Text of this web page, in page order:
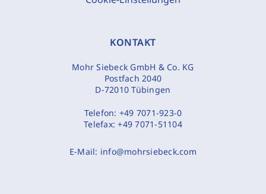
KONTAKT
Mohr Siebeck GmbH & Co. KG
Postfach 2040
D-72010 Tübingen
Telefon: +49 7071-923-0
Telefax:+49 7071-51104
E-Mail: info@mohrsiebeck.com